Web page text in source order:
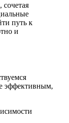
путь к
и
эффективным,